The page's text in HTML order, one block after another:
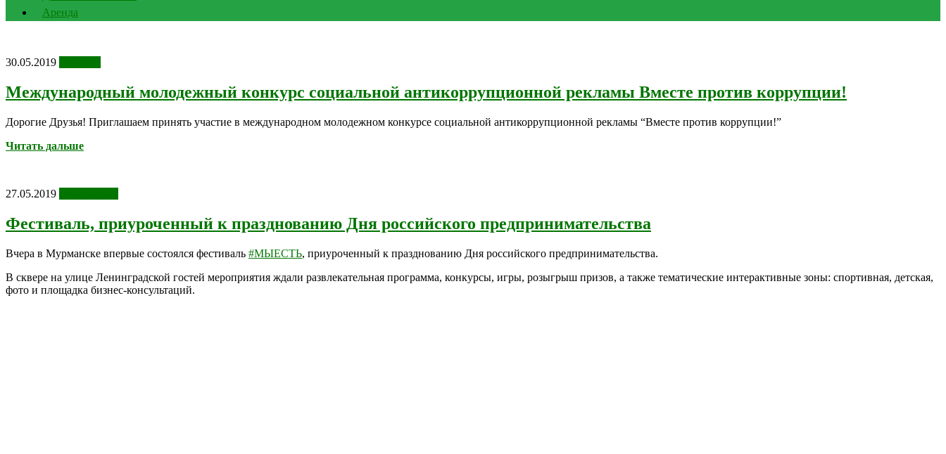
Аренда
30.05.2019
Международный молодежный конкурс социальной антикоррупционной рекламы Вместе против коррупции!
Дорогие Друзья! Приглашаем принять участие в международном молодежном конкурсе социальной антикоррупционной рекламы “Вместе против коррупции!”
Читать дальше
27.05.2019
Фестиваль, приуроченный к празднованию Дня российского предпринимательства
Вчера в Мурманске впервые состоялся фестиваль #МЫЕСТЬ, приуроченный к празднованию Дня российского предпринимательства.
В сквере на улице Ленинградской гостей мероприятия ждали развлекательная программа, конкурсы, игры, розыгрыш призов, а также тематические интерактивные зоны: спортивная, детская,
фото и площадка бизнес-консультаций.